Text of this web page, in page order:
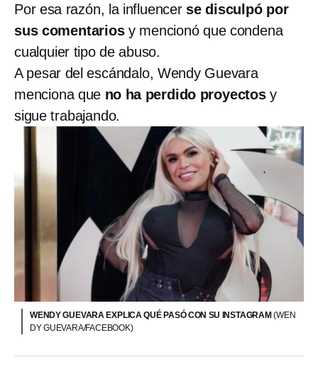
Por esa razón, la influencer se disculpó por
sus comentariosy mencionó que condena
cualquier tipo de abuso.
A pesar del escándalo, Wendy Guevara
menciona que no ha perdido proyectosy
sigue trabajando.
WENDY GUEVARA EXPLICA QUÉ PASÓ CON SU INSTAGRAM(WEN
DY GUEVARA/FACEBOOK)